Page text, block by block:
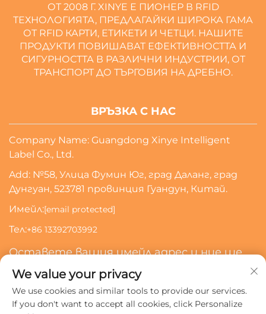
ОТ 2008 Г. XINYE Е ПИОНЕР В RFID
ТЕХНОЛОГИЯТА, ПРЕДЛАГАЙКИ ШИРОКА ГАМА
ОТ RFID КАРТИ, ЕТИКЕТИ И ЧЕТЦИ. НАШИТЕ
ПРОДУКТИ ПОВИШАВАТ ЕФЕКТИВНОСТТА И
СИГУРНОСТТА В РАЗЛИЧНИ ИНДУСТРИИ, ОТ
ТРАНСПОРТ ДО ТЪРГОВИЯ НА ДРЕБНО.
ВРЪЗКА С НАС
Company Name: Guangdong Xinye Intelligent
Label Co., Ltd.
Add: №58, Улица Фумин Юг, град Даланг, град
Дунгуан, 523781 провинция Гуандун, Китай.
Имейл:[email protected]
Тел:+86 13392703992
Оставете вашия имейл адрес и ние ще
се свържем с вас
Абонирай Се
We value your privacy
We use cookies and similar tools to provide our services.
If you don't want to accept all cookies, click Personalize